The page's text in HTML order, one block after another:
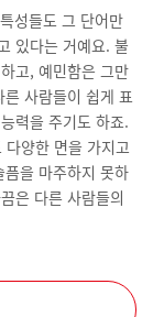
성들도 그 단어만
있다는 거예요. 불
고, 예민함은 그만
사람들이 쉽게 표
력을 주기도 하죠.
양한 면을 가지고
을 마주하지 못하
은 다른 사람들의